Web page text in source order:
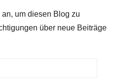
um diesen Blog zu
über neue Beiträge